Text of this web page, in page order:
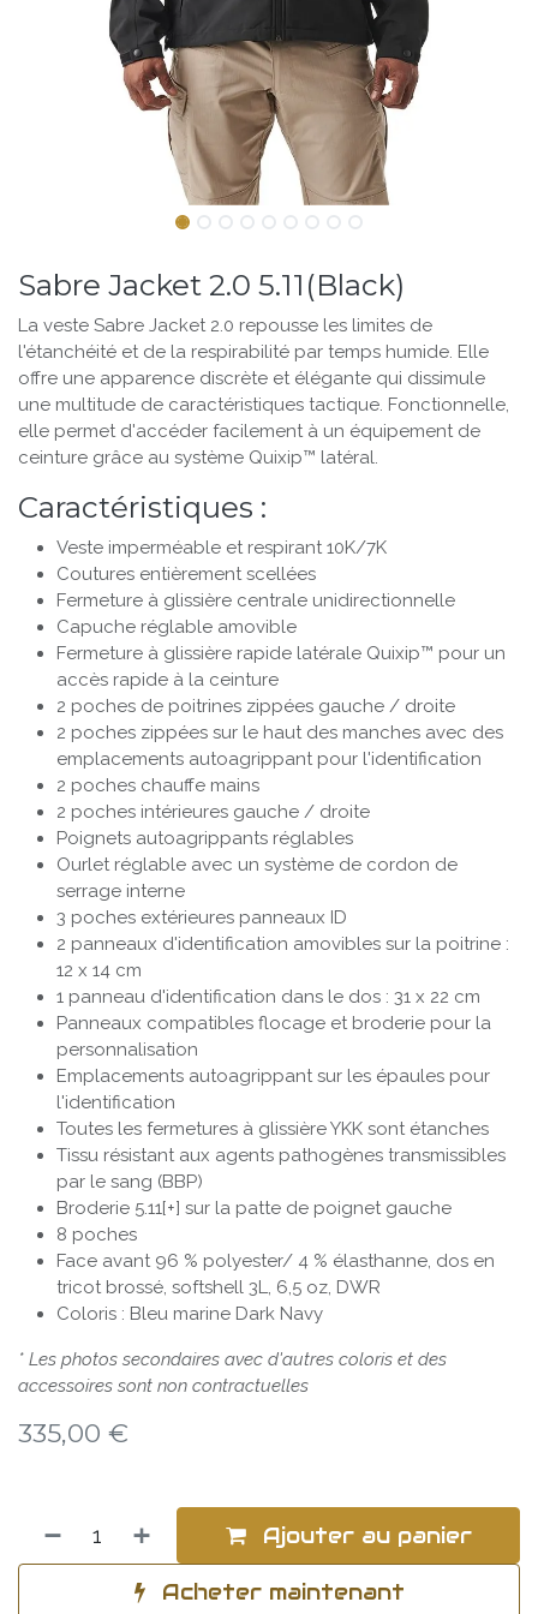
Sabre Jacket 2.0 5.11(Black)
La veste Sabre Jacket 2.0 repousse les limites de
l'étanchéité et de la respirabilité par temps humide. Elle
offre une apparence discrète et élégante qui dissimule
une multitude de caractéristiques tactique. Fonctionnelle,
elle permet d'accéder facilement à un équipement de
ceinture grâce au système Quixip™ latéral.
Caractéristiques :
Veste imperméable et respirant 10K/7K
Coutures entièrement scellées
Fermeture à glissière centrale unidirectionnelle
Capuche réglable amovible
Fermeture à glissière rapide latérale Quixip™ pour un
accès rapide à la ceinture
2 poches de poitrines zippées gauche / droite
2 poches zippées sur le haut des manches avec des
emplacements autoagrippant pour l'identification
2 poches chauffe mains
2 poches intérieures gauche / droite
Poignets autoagrippants réglables
Ourlet réglable avec un système de cordon de
serrage interne
3 poches extérieures panneaux ID
2 panneaux d'identification amovibles sur la poitrine :
12 x 14 cm
1 panneau d'identification dans le dos : 31 x 22 cm
Panneaux compatibles flocage et broderie pour la
personnalisation
Emplacements autoagrippant sur les épaules pour
l'identification
Toutes les fermetures à glissière YKK sont étanches
Tissu résistant aux agents pathogènes transmissibles
par le sang (BBP)
Broderie 5.11[+] sur la patte de poignet gauche
8 poches
Face avant 96 % polyester/ 4 % élasthanne, dos en
tricot brossé, softshell 3L, 6,5 oz, DWR
Coloris : Bleu marine Dark Navy
* Les photos secondaires avec d'autres coloris et des
accessoires sont non contractuelles
335,00 €
Ajouter au panier
Acheter maintenant